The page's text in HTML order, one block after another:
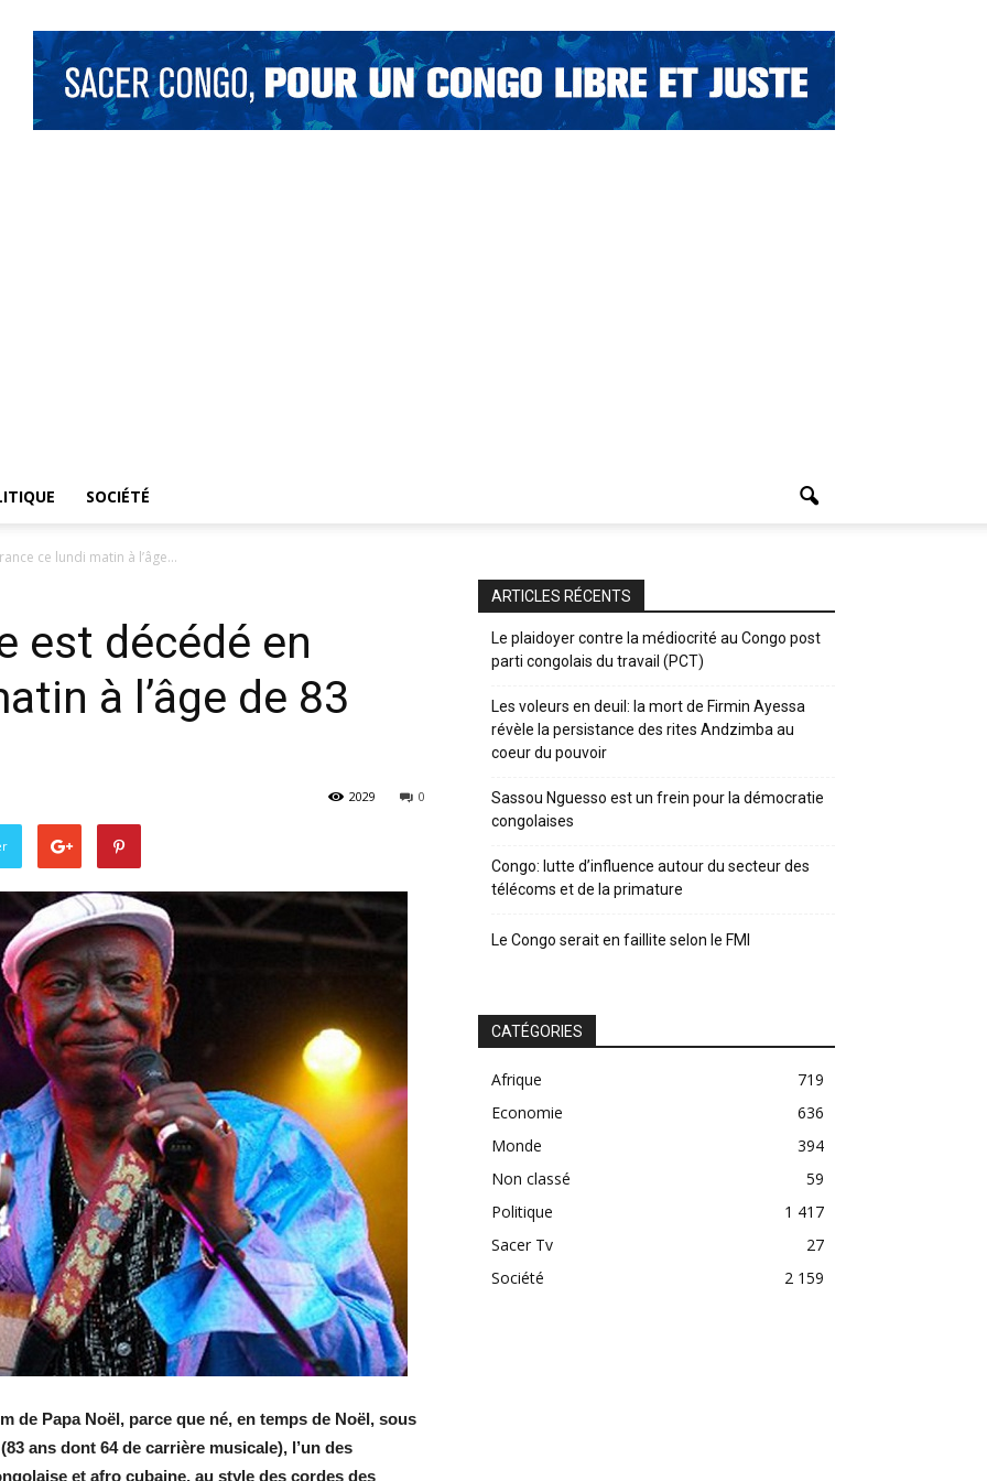
SOCIÉTÉ
ce lundi matin à l’âge...
est décédé en
à l’âge de 83
0
2029
de Papa Noël, parce que né, en temps de Noël, sous
ans dont 64 de carrière musicale), l’un des
et afro cubaine, au style des cordes des
ARTICLES RÉCENTS
Le plaidoyer contre la médiocrité au Congo post
parti congolais du travail (PCT)
Les voleurs en deuil: la mort de Firmin Ayessa
révèle la persistance des rites Andzimba au
coeur du pouvoir
Sassou Nguesso est un frein pour la démocratie
congolaises
Congo: lutte d’influence autour du secteur des
télécoms et de la primature
Le Congo serait en faillite selon le FMI
CATÉGORIES
Afrique
719
Economie
636
Monde
394
Non classé
59
Politique
1 417
Sacer Tv
27
Société
2 159